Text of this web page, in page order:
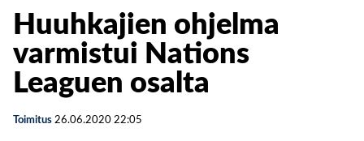
Huuhkajien ohjelma
varmistui Nations
Leaguen osalta
Toimitus 26.06.2020 22:05